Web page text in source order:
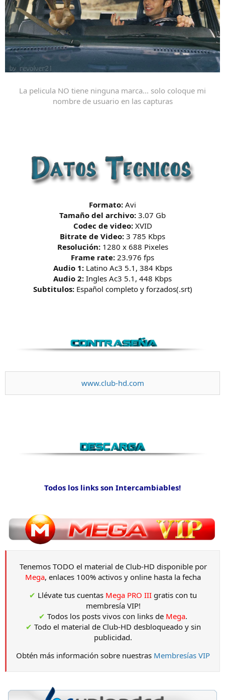
La pelicula NO tiene ninguna marca... solo coloque mi
nombre de usuario en las capturas
Formato: Avi
Tamaño del archivo: 3.07 Gb
Codec de video:XVID
Bitrate de Video: 3 785 Kbps
Resolución:1280 x 688 Pixeles
Frame rate: 23.976 fps
Audio 1:Latino Ac3 5.1, 384 Kbps
Audio 2: Ingles Ac3 5.1, 448 Kbps
Subtitulos:Español completo y forzados(.srt)
www.club-hd.com
Todos los links son Intercambiables!
Tenemos TODO el material de Club-HD disponible por
Mega, enlaces 100% activos y online hasta la fecha
✔ Llévate tus cuentas Mega PRO III gratis con tu
membresía VIP!
✔ Todos los posts vivos con links de Mega.
✔ Todo el material de Club-HD desbloqueado y sin
publicidad.
Obtén más información sobre nuestras Membresías VIP